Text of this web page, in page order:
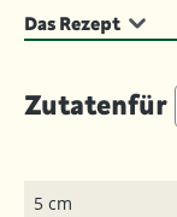
Das Rezept
Zutatenfür
5 cm